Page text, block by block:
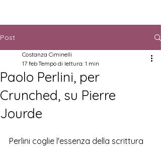
Post
Paolo Perlini, per
Crunched, su Pierre
Jourde
Costanza Ciminelli
17 febTempo di lettura: 1 min
Perlini coglie l'essenza della scrittura